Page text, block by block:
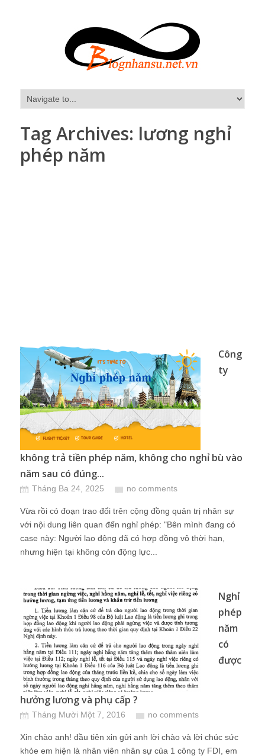
Tag Archives: lương nghỉ
phép năm
Công
ty
không trả tiền phép năm, không cho nghỉ bù vào
năm sau có đúng...
Tháng Ba 24, 2025 no comments
Vừa rồi có đoạn trao đổi trên cộng đồng quản trị nhân sự
với nội dung liên quan đến nghỉ phép: "Bên mình đang có
case này: Người lao động đã có hợp đồng vô thời hạn,
nhưng hiện tại không còn động lực...
Nghỉ
phép
năm
có
được
hưởng lương và phụ cấp ?
Tháng Mười Một 7, 2016 no comments
Xin chào anh! đầu tiên xin gửi anh lời chào và lời chúc sức
khỏe em hiện là nhân viên nhân sự của 1 công ty FDI, em